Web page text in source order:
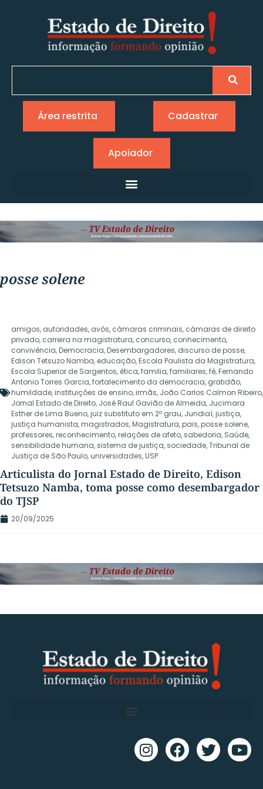
Área restrita Cadastrar
Apoiador
posse solene
amigos, autoridades, avós, câmaras criminais, câmaras de direito
privado, carreira na magistratura, concurso, conhecimento,
convivência,Democracia,Desembargadores, discurso de posse,
Edison Tetsuzo Namba, educação,Escola Paulista da Magistratura,
Escola Superior de Sargentos, ética,familia,familiares,fé,Fernando
Antonio Torres Garcia,fortalecimento da democracia, gratidão,
humildade,instituições de ensino,irmãs, João Carlos Calmon Ribeiro,
Jornal Estado de Direito, José Raul Gavião de Almeida, Jucimara
Esther de Lima Bueno,juiz substituto em 2º grau, Jundiaí,justiça,
justiça humanista,magistrados,Magistratura,pais,posse solene,
professores,reconhecimento,relações de afeto, sabedoria, Saúde,
sensibilidade humana, sistema de justiça, sociedade,Tribunal de
Justiça de São Paulo,universidades,USP
Articulista do Jornal Estado de Direito, Edison
Tetsuzo Namba, toma posse como desembargador
do TJSP
20/09/2025